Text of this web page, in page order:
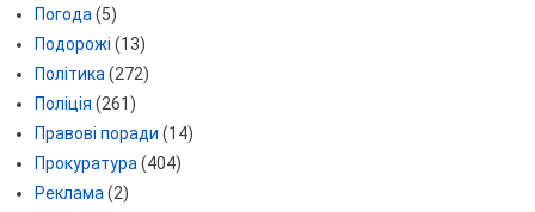
Погода(5)
Подорожі (13)
Політика(272)
Поліція (261)
Правові поради (14)
Прокуратура(404)
Реклама(2)